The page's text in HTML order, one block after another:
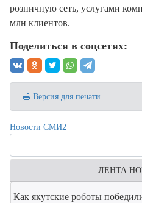
розничную сеть, услугами
млн клиентов.
Поделиться в соцсетях:
Версия для печати
Новости СМИ2
ЛЕНТА
Как якутские роботы